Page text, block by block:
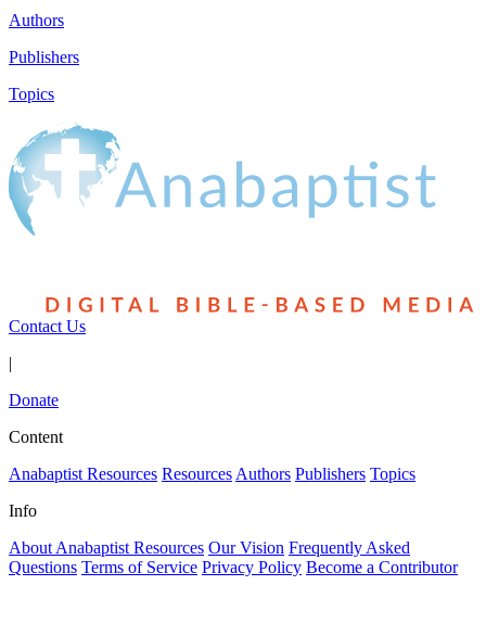
Authors
Publishers
Topics
Contact Us
|
Donate
Content
Anabaptist Resources Resources Authors Publishers Topics
Info
About Anabaptist Resources Our Vision Frequently Asked
Questions Terms of Service Privacy Policy Become a Contributor